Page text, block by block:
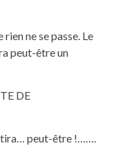
ne se passe. Le
peut-être un
DE
peut-être !…….